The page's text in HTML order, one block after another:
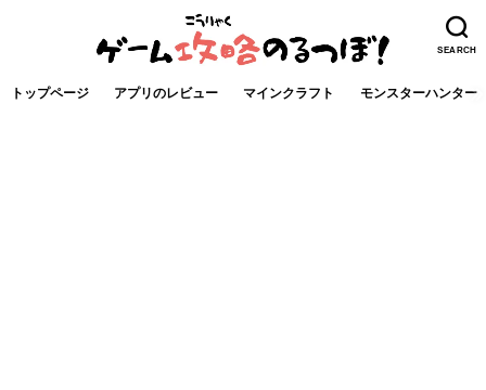
SEARCH
トップページ アプリのレビュー マインクラフト モンスターハンター